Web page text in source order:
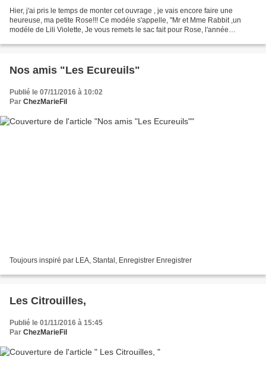
Hier, j'ai pris le temps de monter cet ouvrage , je vais encore faire une
heureuse, ma petite Rose!!! Ce modéle s'appelle, "Mr et Mme Rabbit ,un
modéle de Lili Violette, Je vous remets le sac fait pour Rose, l'année
Nos amis "Les Ecureuils"
Publié le 07/11/2016 à 10:02
Par ChezMarieFil
Toujours inspiré par LEA, Stantal, Enregistrer Enregistrer
Les Citrouilles,
Publié le 01/11/2016 à 15:45
Par ChezMarieFil